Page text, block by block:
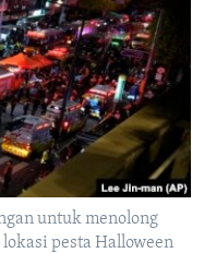
untuk menolong
pesta Halloween